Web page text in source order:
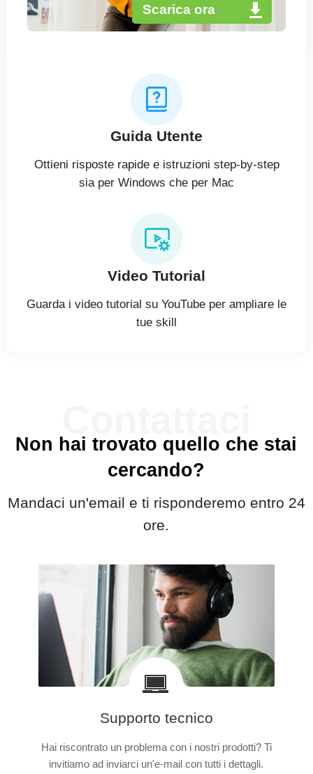
Scarica ora
Guida Utente
Ottieni risposte rapide e istruzioni step-by-step
sia per Windows che per Mac
Video Tutorial
Guarda i video tutorial su YouTube per ampliare le
tue skill
Non hai trovato quello che stai
cercando?
Mandaci un'email e ti risponderemo entro 24
ore.
Supporto tecnico
Hai riscontrato un problema con i nostri prodotti? Ti
invitiamo ad inviarci un'e-mail con tutti i dettagli.